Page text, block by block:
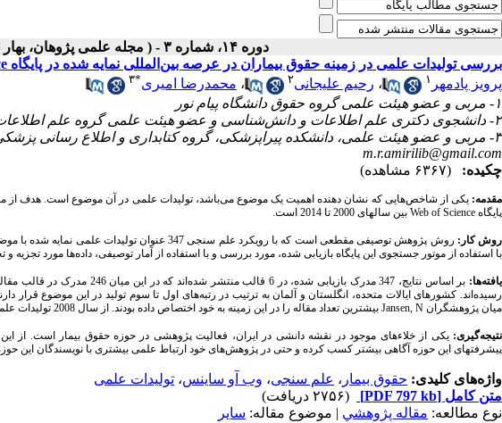
دوره ۱۴، شماره ۳ - ( مجله علمی پژوهان، بهار ۱۳۹۵ )
بررسی تولیدات علمی در زمینه حقوق بیماران در عرصه بین‌المللی نمایه شده در پایگاه Web of Science بین سالهای 2000 تا 2014
پرویز پادمهر ۱ ، رحیم علیجانی۲ ، محمدرضا امیری*۳
۱- مربی و عضو هیئت علمی گروه حقوق دانشگاه پیام نور
۲- دانشجوی دکتری علم اطلاعات و دانش‌شناسی و عضو هیئت علمی گروه علم اطلاعات و دانش‌شناسی دانشگاه پیام نور
۳- مربی و عضو هیئت علمی، دانشکده پیراپزشکی، گروه کتابداری و اطلاع ‌رسانی پزشکی، دانشگاه علوم پزشکی همدان، همدان، ایران ،
m.r.amirilib@gmail.com
چکیده:
(۶۳۶۷ مشاهده)
مقدمه:یکی از شاخص‌هایی که نشان دهنده اهمیت یک موضوع می‌باشد، تولیدات علمی در آن موضوع است. هدف از
پایگاه Web of Science بین سالهای 2000 تا 2014 است.
روش کار:
با استفاده از موتور جستجوی این پایگاه بازیابی شده، مورد بررسی و با استفاده از آمار توصیفی، داده‌ها مورد تجزیه
یافته‌ها:
میان پژوهشگران Jansen, N بیشترین تعداد مقاله را در این زمینه به خود اختصاص داده بودند. از سال 2008 تولیدات علمی در این زمینه سیر صعودی داشته است.
نتیجه‌گیری: یکی از خلاء‌های موجود در نقشه دانشی در ایران، فعالیت پژوهشی در حوزه حقوق بیمار است. از
پیشرفتهای این حوزه آگاهی بیشتر کسب کرده و حتی در پژوهش‌های خود ارتباط علمی بیشتری با نویسندگان این حوزه
واژه‌های کلیدی: حقوق بیمار ، علم سنجی، وب آو ساینس، تولیدات علمی
متن کامل [PDF 797 kb]
(۲۷۵۶ دریافت)
نوع مطالعه: مقاله پژوهشي | موضوع مقاله: سایر